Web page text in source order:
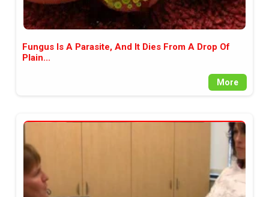
Fungus Is A Parasite, And It Dies From A Drop Of
Plain...
More